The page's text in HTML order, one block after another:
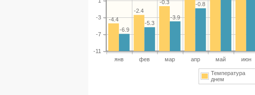
янв фев мар апр май июн
-11
-7
-3
-0.3
-2.4
-4.4
-0.8
-3.9
-5.3
-6.9
Температура
днем